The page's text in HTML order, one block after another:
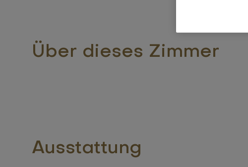
Über dieses Zimmer
Ausstattung